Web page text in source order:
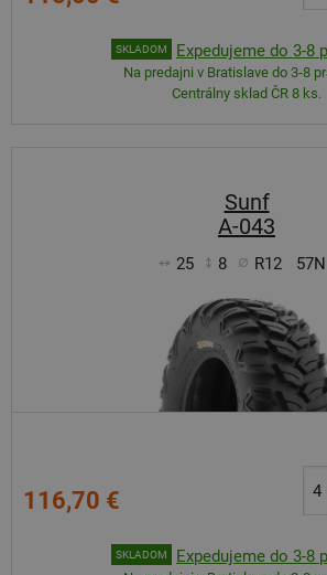
SKLADOM Expedujeme do 3-8
Na predajni v Bratislave do 3-8
Centrálny sklad ČR 8 ks.
Sunf
A-043
25 8 R12 57N
116,70 €
SKLADOM Expedujeme do 3-8